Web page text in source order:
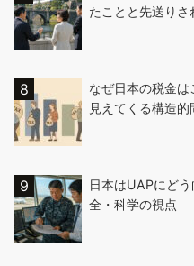
たことと先送りさ
なぜ日本の税金
見えてくる構造的
日本はUAPにど
全・科学の視点